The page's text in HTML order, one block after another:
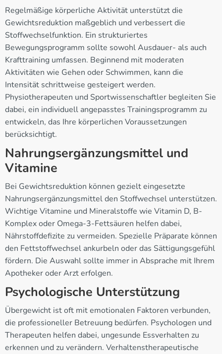
Regelmäßige körperliche Aktivität unterstützt die
Gewichtsreduktion maßgeblich und verbessert die
Stoffwechselfunktion. Ein strukturiertes
Bewegungsprogramm sollte sowohl Ausdauer- als auch
Krafttraining umfassen. Beginnend mit moderaten
Aktivitäten wie Gehen oder Schwimmen, kann die
Intensität schrittweise gesteigert werden.
Physiotherapeuten und Sportwissenschaftler begleiten Sie
dabei, ein individuell angepasstes Trainingsprogramm zu
entwickeln, das Ihre körperlichen Voraussetzungen
berücksichtigt.
Nahrungsergänzungsmittel und
Vitamine
Bei Gewichtsreduktion können gezielt eingesetzte
Nahrungsergänzungsmittel den Stoffwechsel unterstützen.
Wichtige Vitamine und Mineralstoffe wie Vitamin D, B-
Komplex oder Omega-3-Fettsäuren helfen dabei,
Nährstoffdefizite zu vermeiden. Spezielle Präparate können
den Fettstoffwechsel ankurbeln oder das Sättigungsgefühl
fördern. Die Auswahl sollte immer in Absprache mit Ihrem
Apotheker oder Arzt erfolgen.
Psychologische Unterstützung
Übergewicht ist oft mit emotionalen Faktoren verbunden,
die professioneller Betreuung bedürfen. Psychologen und
Therapeuten helfen dabei, ungesunde Essverhalten zu
erkennen und zu verändern. Verhaltenstherapeutische